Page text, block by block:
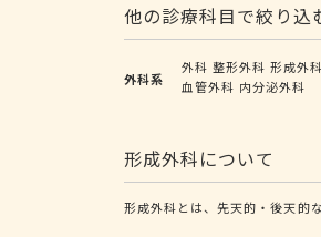
他の診療科目で絞り込
外科系
外科 整形外科 形成外科
血管外科 内分泌外科
形成外科について
形成外科とは、先天的・後天的